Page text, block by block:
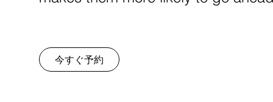
今すぐ予約